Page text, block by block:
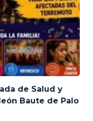
de Salud y
Baute de Palo